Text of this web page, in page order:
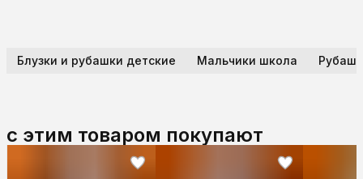
Блузки и рубашки детские Мальчики школа
с этим товаром покупают